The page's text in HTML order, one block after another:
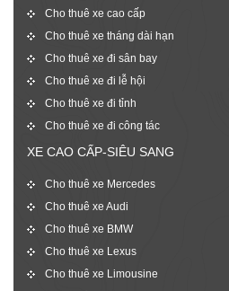
Cho thuê xe cao cấp
Cho thuê xe tháng dài hạn
Cho thuê xe đi sân bay
Cho thuê xe đi lễ hội
Cho thuê xe đi tỉnh
Cho thuê xe đi công tác
XE CAO CẤP-SIÊU SANG
Cho thuê xe Mercedes
Cho thuê xe Audi
Cho thuê xe BMW
Cho thuê xe Lexus
Cho thuê xe Limousine